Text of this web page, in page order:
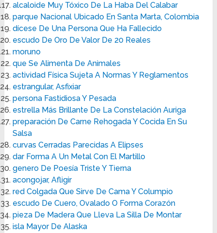
alcaloide Muy Tóxico De La Haba Del Calabar
parque Nacional Ubicado En Santa Marta, Colombia
dícese De Una Persona Que Ha Fallecido
escudo De Oro De Valor De 20 Reales
moruno
que Se Alimenta De Animales
actividad Física Sujeta A Normas Y Reglamentos
estrangular, Asfixiar
persona Fastidiosa Y Pesada
estrella Más Brillante De La Constelación Auriga
preparación De Carne Rehogada Y Cocida En Su
Salsa
curvas Cerradas Parecidas A Elipses
dar Forma A Un Metal Con El Martillo
genero De Poesía Triste Y Tierna
acongojar, Afligir
red Colgada Que Sirve De Cama Y Columpio
escudo De Cuero, Ovalado O Forma Corazón
pieza De Madera Que Lleva La Silla De Montar
isla Mayor De Alaska